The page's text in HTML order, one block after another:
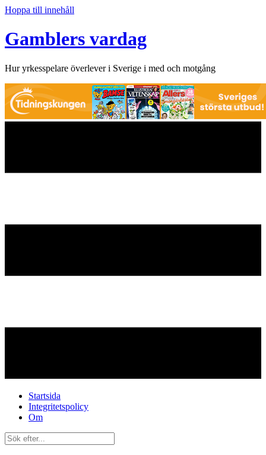
Hoppa till innehåll
Gamblers vardag
Hur yrkesspelare överlever i Sverige i med och motgång
Startsida
Integritetspolicy
Om